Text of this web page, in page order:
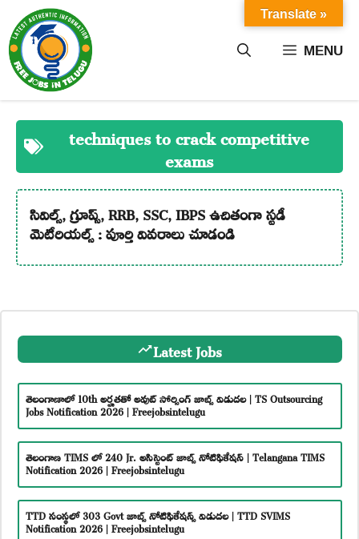
content MENU
techniques to crack competitive
exams
సివిల్స్, గ్రూప్స్, RRB, SSC, IBPS ఉచితంగా స్టడీ
మెటీరియల్స్ : పూర్తి వివరాలు చూడండి
Latest Jobs
తెలంగాణాలో 10th అర్హతతో అవుట్ సోర్సింగ్ జాబ్స్ విడుదల | TS Outsourcing
Jobs Notification 2026 | Freejobsintelugu
తెలంగాణ TIMS లో 240 Jr. అసిస్టెంట్ జాబ్స్ నోటిఫికేషన్ | Telangana TIMS
Notification 2026 | Freejobsintelugu
TTD సంస్థలో 303 Govt జాబ్స్ నోటిఫికేషన్స్ విడుదల | TTD SVIMS
Notification 2026 | Freejobsintelugu
Translate »